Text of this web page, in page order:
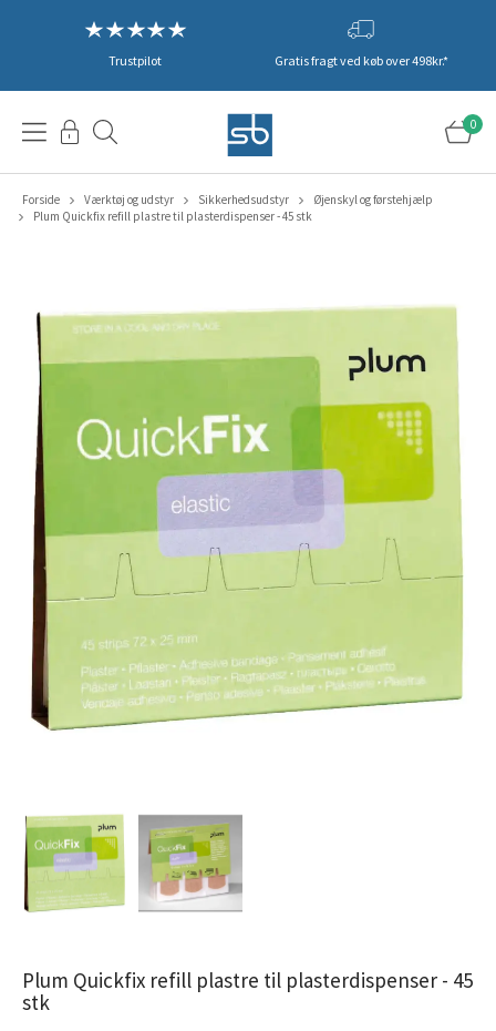
Trustpilot Gratis fragt ved køb over 498kr.*
0
Forside Værktøj og udstyr Sikkerhedsudstyr
Øjenskyl og førstehjælp
Plum Quickfix refill plastre til plasterdispenser - 45 stk
Plum Quickfix refill plastre til plasterdispenser - 45
stk